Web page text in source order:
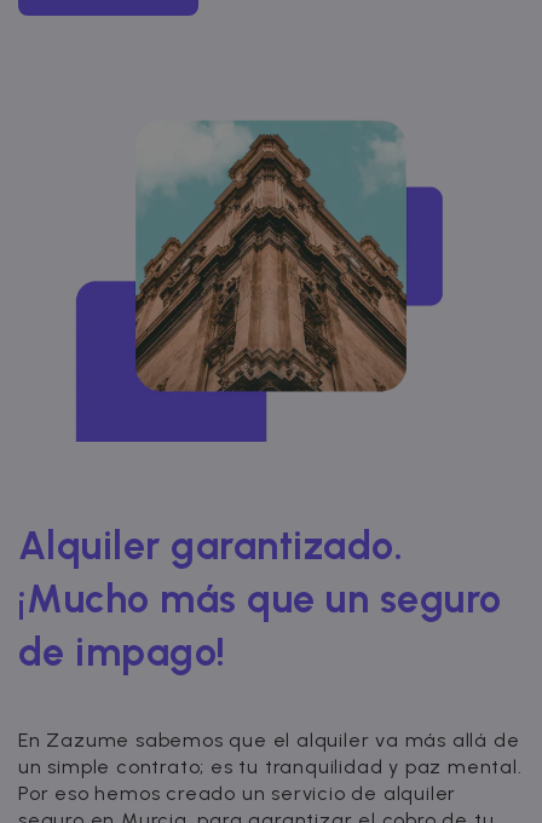
Alquiler garantizado.
¡Mucho más que un seguro
de impago!
En Zazume sabemos que el alquiler va más allá de
un simple contrato; es tu tranquilidad y paz mental.
Por eso hemos creado un servicio de alquiler